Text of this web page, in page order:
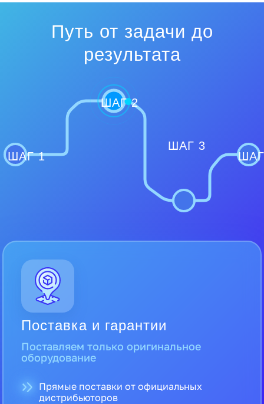
Путь от задачи до
результата
ШАГ 1
ШАГ 2
ШАГ 3
Поставка и гарантии
Поставляем только оригинальное
оборудование
Прямые поставки от официальных
дистрибьюторов